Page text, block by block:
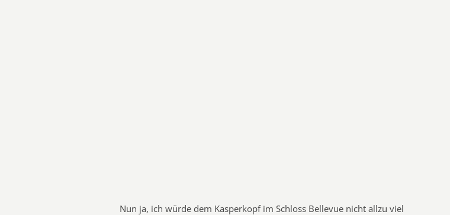
Nun ja, ich würde dem Kasperkopf im Schloss Bellevue nicht allzu viel